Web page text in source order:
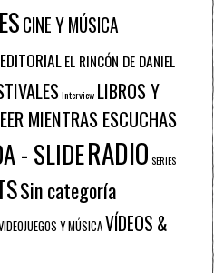
CINE Y MÚSICA
EDITORIALEL RINCÓN DE DANIEL
Interview LIBROS Y
MIENTRAS ESCUCHAS
- SLIDERADIO SERIES
Sin categoría
Y MÚSICAVÍDEOS &